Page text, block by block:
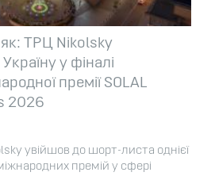
ТРЦ Nikolsky
у фіналі
премії SOLAL
2026
увійшов до шорт-листа однієї
премій у сфері